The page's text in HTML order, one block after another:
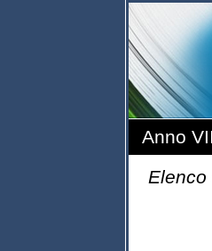
Anno